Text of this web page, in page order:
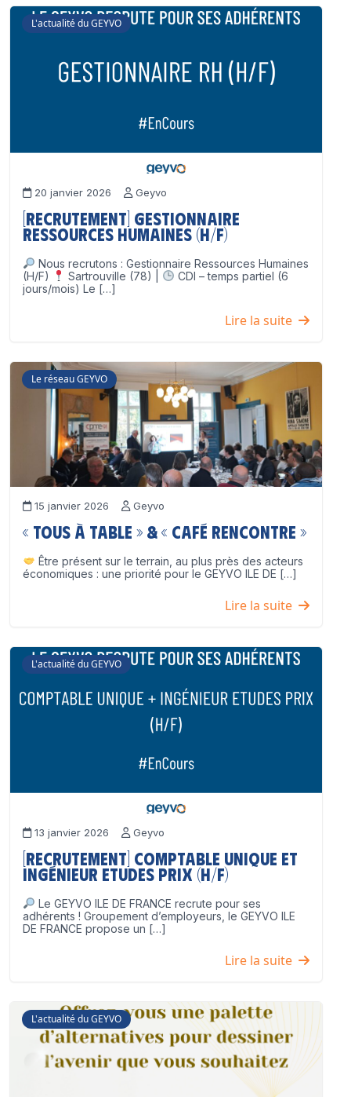
L'actualité du GEYVO
20 janvier 2026 Geyvo
[Recrutement] Gestionnaire
Ressources Humaines (H/F)
Nous recrutons : Gestionnaire Ressources Humaines
(H/F)
Sartrouville (78) |
CDI – temps partiel (6
jours/mois) Le […]
Lire la suite
Le réseau GEYVO
15 janvier 2026 Geyvo
« Tous à table » & « Café Rencontre »
Être présent sur le terrain, au plus près des acteurs
économiques : une priorité pour le GEYVO ILE DE […]
Lire la suite
L'actualité du GEYVO
13 janvier 2026 Geyvo
[Recrutement] Comptable unique et
Ingénieur Etudes Prix (H/F)
Le GEYVO ILE DE FRANCE recrute pour ses
adhérents ! Groupement d’employeurs, le GEYVO ILE
DE FRANCE propose un […]
Lire la suite
L'actualité du GEYVO